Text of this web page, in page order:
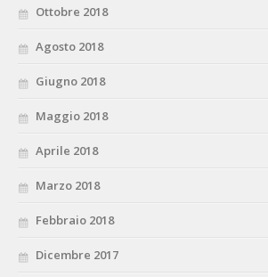
Ottobre 2018
Agosto 2018
Giugno 2018
Maggio 2018
Aprile 2018
Marzo 2018
Febbraio 2018
Dicembre 2017